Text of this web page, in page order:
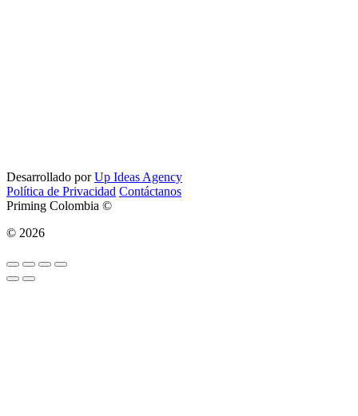
Desarrollado porUp Ideas Agency
Política de Privacidad Contáctanos
Priming Colombia ©
© 2026